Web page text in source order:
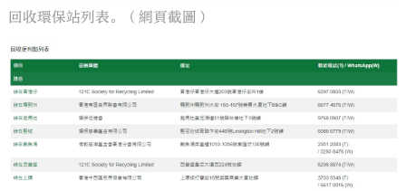
回收環保站列表。（網頁截圖）